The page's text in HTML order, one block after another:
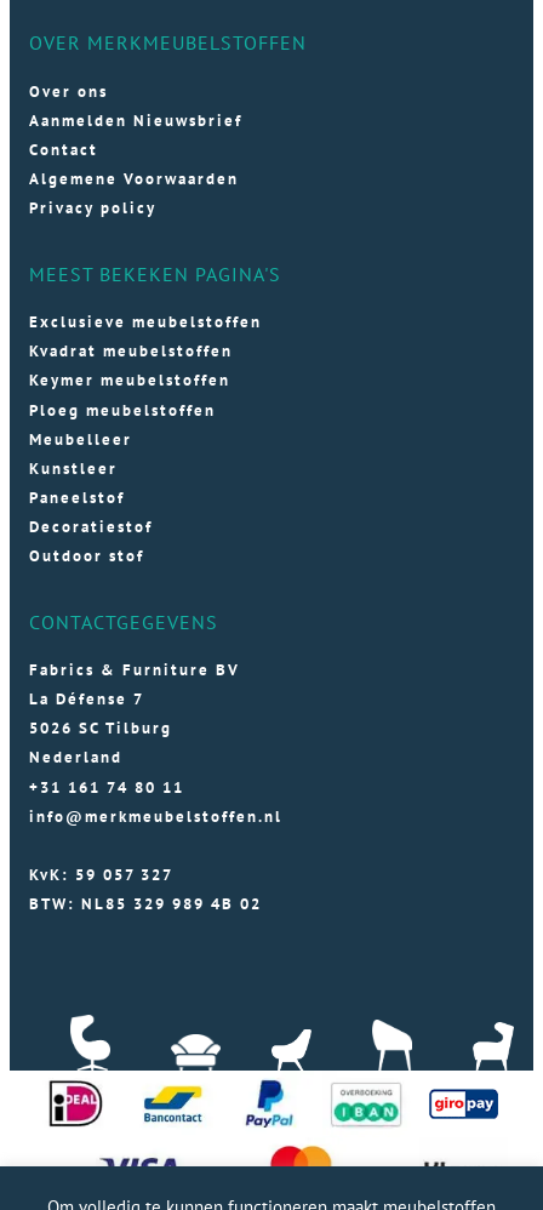
OVER MERKMEUBELSTOFFEN
Over ons
Aanmelden Nieuwsbrief
Contact
Algemene Voorwaarden
Privacy policy
MEEST BEKEKEN PAGINA'S
Exclusieve meubelstoffen
Kvadrat meubelstoffen
Keymer meubelstoffen
Ploeg meubelstoffen
Meubelleer
Kunstleer
Paneelstof
Decoratiestof
Outdoor stof
CONTACTGEGEVENS
Fabrics & Furniture BV
La Défense 7
5026 SC Tilburg
Nederland
+31 161 74 80 11
info@merkmeubelstoffen.nl
KvK: 59 057 327
BTW: NL85 329 989 4B 02